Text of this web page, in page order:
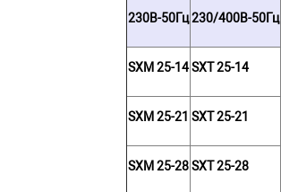
230В-50Гц230/400В-50Гц
SXM 25-14SXT 25-14
SXM 25-21 SXT 25-21
SXM 25-28SXT 25-28